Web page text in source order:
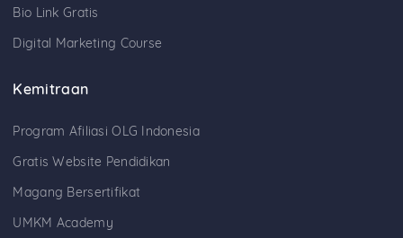
Bio Link Gratis
Digital Marketing Course
Kemitraan
Program Afiliasi OLG Indonesia
Gratis Website Pendidikan
Magang Bersertifikat
UMKM Academy